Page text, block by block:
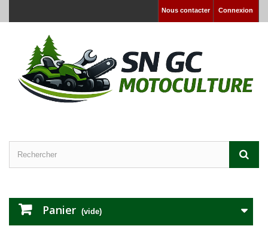
Connexion
Nous contacter
Panier (vide)